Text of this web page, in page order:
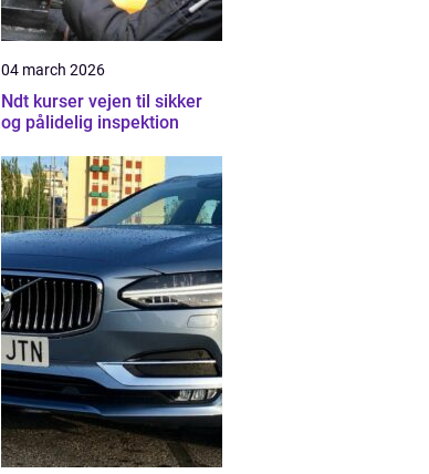
04 march 2026
Ndt kurser vejen til sikker
og pålidelig inspektion